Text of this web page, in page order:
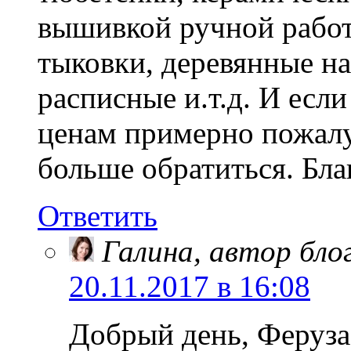
вышивкой ручной
тыковки, деревянные
расписные и.т.д. И
ценам примерно
больше обратиться.
Ответить
Галина, автор
20.11.2017 в 16:08
Добрый день,